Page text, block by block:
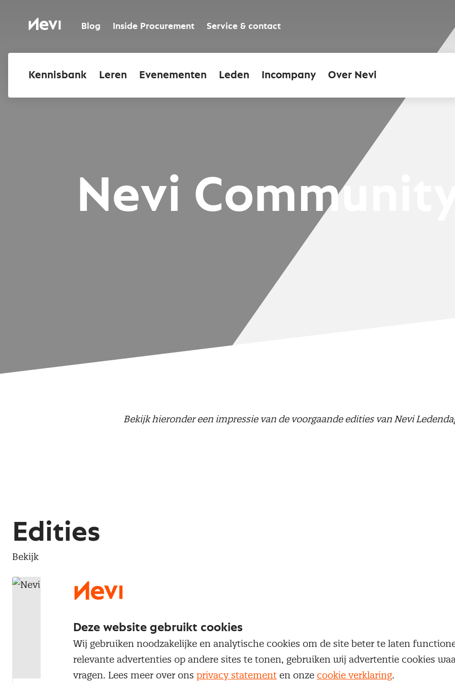
inhoudNevi Blog Inside Procurement Service & contact
Kennisbank Leren Evenementen Leden Incompany Over Nevi
Nevi
Bekijk hieronder een impressie van de voorgaande edities van Nevi
Edities
Bekijk hier het aankomende of de meest recente edities.
Deze website gebruikt cookies
Wij gebruiken noodzakelijke en analytische cookies om de site beter te laten
relevante advertenties op andere sites te tonen, gebruiken wij advertentie cookies
vragen. Lees meer over ons privacy statement en onze cookie verklaring.